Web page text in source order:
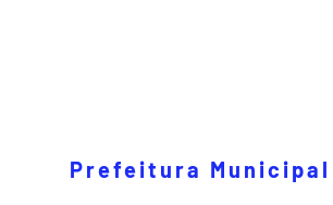
Prefeitura Municipal